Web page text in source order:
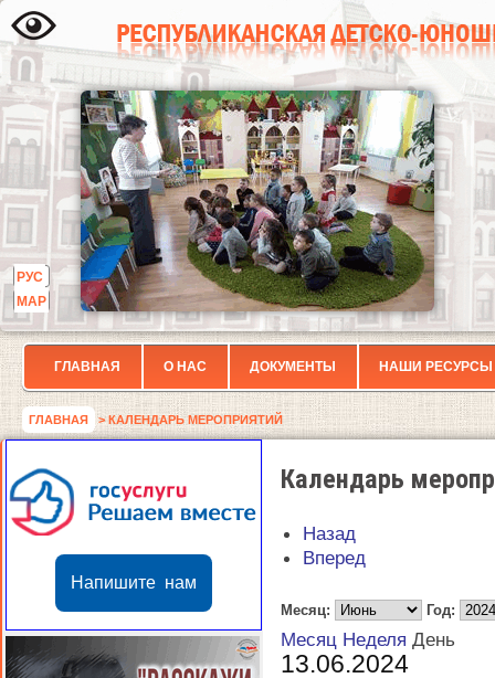
РУС
МАР
ГЛАВНАЯ О НАС ДОКУМЕНТЫ НАШИ РЕСУРСЫ
ГЛАВНАЯ > КАЛЕНДАРЬ МЕРОПРИЯТИЙ
Напишите нам
Календарь
Назад
Вперед
Месяц: Год:
Месяц Неделя День
13.06.2024